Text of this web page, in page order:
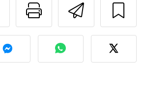
Imprima
Falar com o autor
receita?